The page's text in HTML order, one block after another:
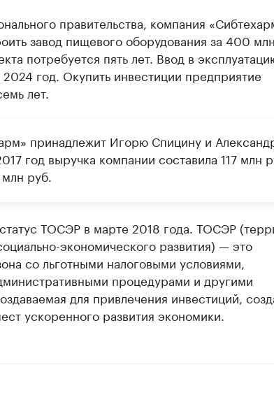
правительства, компания
завод пищевого оборудования за 400
потребуется пять лет. Ввод в
2024 год. Окупить инвестиции предприятие
лет.
принадлежит Игорю Спицину и
год выручка компании составила 117 млн
руб.
ТОСЭР в марте 2018 года. ТОСЭР
экономического развития) — это
со льготными налоговыми условиями,
процедурами и другими
для привлечения инвестиций,
ускоренного развития экономики.